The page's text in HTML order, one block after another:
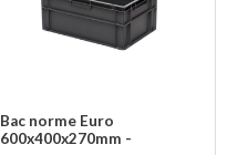
Bac norme Euro
600x400x270mm -